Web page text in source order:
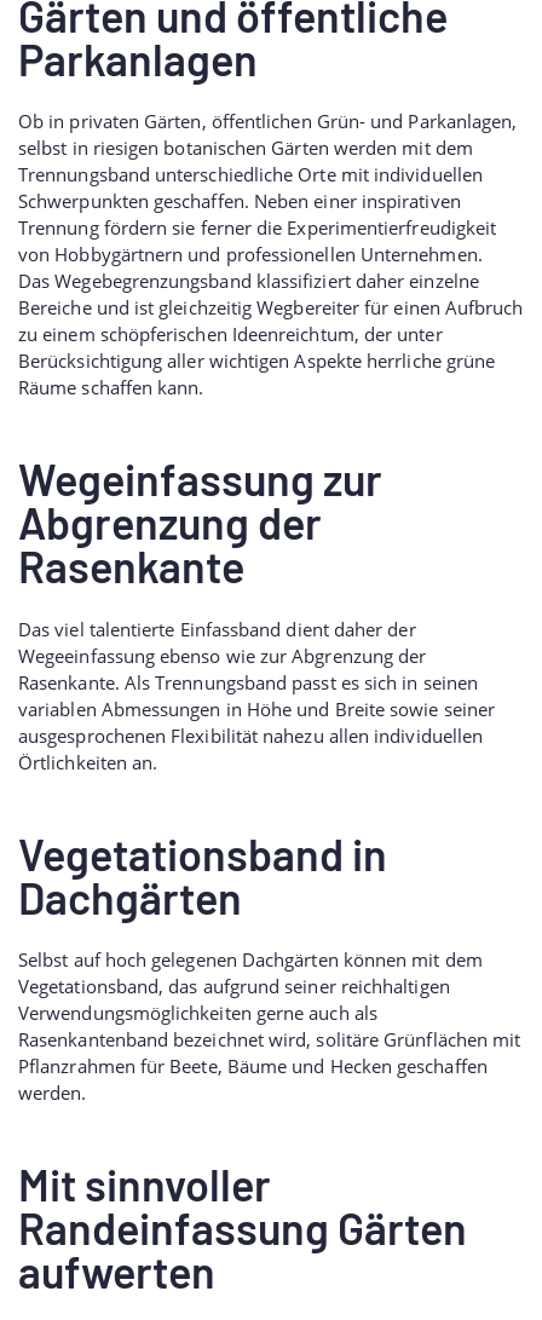
Gärten und öffentliche
Parkanlagen
Ob in privaten Gärten, öffentlichen Grün- und Parkanlagen,
selbst in riesigen botanischen Gärten werden mit dem
Trennungsband unterschiedliche Orte mit individuellen
Schwerpunkten geschaffen. Neben einer inspirativen
Trennung fördern sie ferner die Experimentierfreudigkeit
von Hobbygärtnern und professionellen Unternehmen.
Das Wegebegrenzungsband klassifiziert daher einzelne
Bereiche und ist gleichzeitig Wegbereiter für einen Aufbruch
zu einem schöpferischen Ideenreichtum, der unter
Berücksichtigung aller wichtigen Aspekte herrliche grüne
Räume schaffen kann.
Wegeinfassung zur
Abgrenzung der
Rasenkante
Das viel talentierte Einfassband dient daher der
Wegeeinfassung ebenso wie zur Abgrenzung der
Rasenkante. Als Trennungsband passt es sich in seinen
variablen Abmessungen in Höhe und Breite sowie seiner
ausgesprochenen Flexibilität nahezu allen individuellen
Örtlichkeiten an.
Vegetationsband in
Dachgärten
Selbst auf hoch gelegenen Dachgärten können mit dem
Vegetationsband, das aufgrund seiner reichhaltigen
Verwendungsmöglichkeiten gerne auch als
Rasenkantenband bezeichnet wird, solitäre Grünflächen mit
Pflanzrahmen für Beete, Bäume und Hecken geschaffen
werden.
Mit sinnvoller
Randeinfassung Gärten
aufwerten